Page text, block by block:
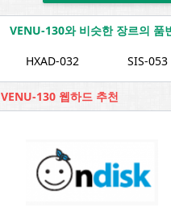
VENU-130와 비슷한 장르의 품
HXAD-032
SIS-053
VENU-130 웹하드 추천